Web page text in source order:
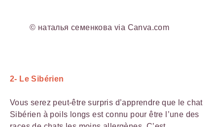
© наталья семенкова via Canva.com
2- Le Sibérien
Vous serez peut-être surpris d’apprendre que le chat
Sibérien à poils longs est connu pour être l’une des